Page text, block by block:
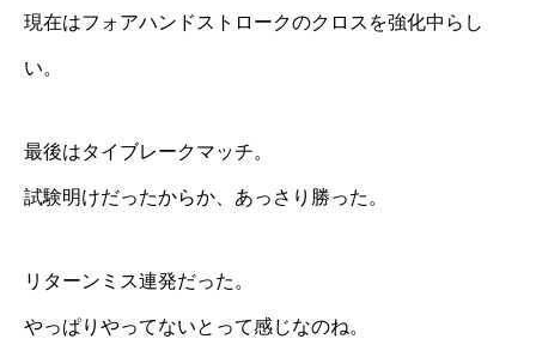
現在はフォアハンドストロークのクロスを強化中らし
い。
最後はタイブレークマッチ。
試験明けだったからか、あっさり勝った。
リターンミス連発だった。
やっぱりやってないとって感じなのね。